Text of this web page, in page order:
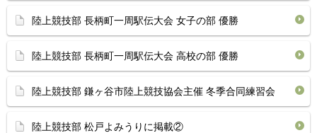
陸上競技部 長柄町一周駅伝大会 女子の部 優勝
陸上競技部 長柄町一周駅伝大会 高校の部 優勝
陸上競技部 鎌ヶ谷市陸上競技協会主催 冬季合同練習会
陸上競技部 松戸よみうりに掲載②